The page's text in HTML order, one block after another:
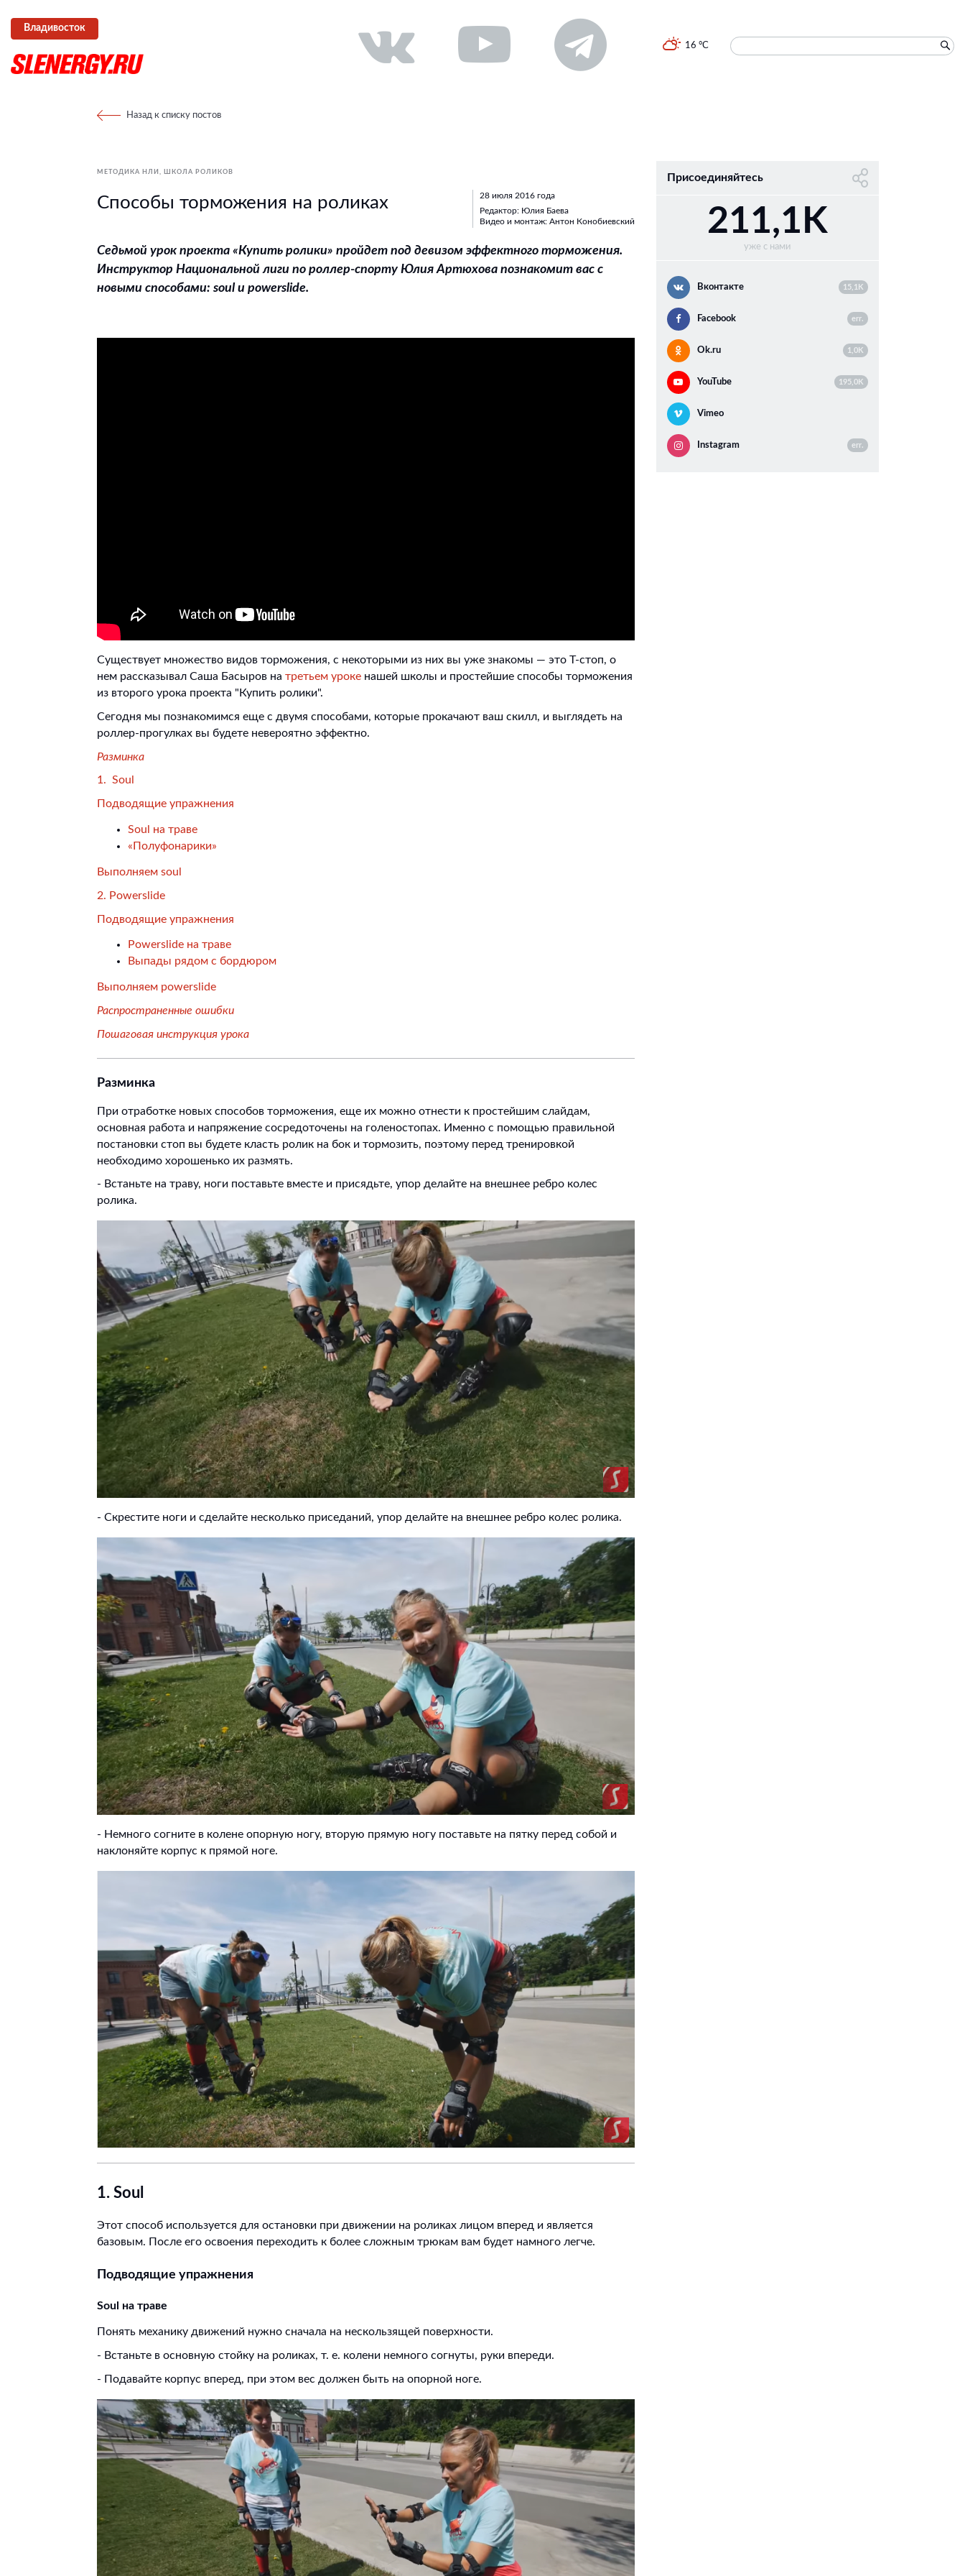
Владивосток
16 °C
Назад к списку постов
МЕТОДИКА НЛИ ШКОЛА РОЛИКОВ
Способы торможения на роликах
28 июля 2016 года
Редактор: Юлия Баева
Видео и монтаж: Антон Конобиевский
Седьмой урок проекта «Купить ролики» пройдет под девизом эффектного торможения.
Инструктор Национальной лиги по роллер-спорту Юлия Артюхова познакомит вас с
новыми способами: soul и powerslide.
Существует множество видов торможения, с некоторыми из них вы уже знакомы — это Т-стоп, о
нем рассказывал Саша Басыров на третьем уроке нашей школы и простейшие способы торможения
из второго урока проекта "Купить ролики".
Сегодня мы познакомимся еще с двумя способами, которые прокачают ваш скилл, и выглядеть на
роллер-прогулках вы будете невероятно эффектно.
Разминка
1. Soul
Подводящие упражнения
Soul на траве
«Полуфонарики»
Выполняем soul
2. Powerslide
Подводящие упражнения
Powerslide на траве
Выпады рядом с бордюром
Выполняем powerslide
Распространенные ошибки
Пошаговая инструкция урока
Разминка
При отработке новых способов торможения, еще их можно отнести к простейшим слайдам,
основная работа и напряжение сосредоточены на голеностопах. Именно с помощью правильной
постановки стоп вы будете класть ролик на бок и тормозить, поэтому перед тренировкой
необходимо хорошенько их размять.
- Встаньте на траву, ноги поставьте вместе и присядьте, упор делайте на внешнее ребро колес
ролика.
- Скрестите ноги и сделайте несколько приседаний, упор делайте на внешнее ребро колес ролика.
- Немного согните в колене опорную ногу, вторую прямую ногу поставьте на пятку перед собой и
наклоняйте корпус к прямой ноге.
1. Soul
Этот способ используется для остановки при движении на роликах лицом вперед и является
базовым. После его освоения переходить к более сложным трюкам вам будет намного легче.
Подводящие упражнения
Soul на траве
Понять механику движений нужно сначала на нескользящей поверхности.
- Встаньте в основную стойку на роликах, т. е. колени немного согнуты, руки впереди.
- Подавайте корпус вперед, при этом вес должен быть на опорной ноге.
Присоединяйтесь
211,1K
уже с нами
Вконтакте 15,1K
Facebook err.
Ok.ru 1,0K
YouTube 195,0K
Vimeo
Instagram err.